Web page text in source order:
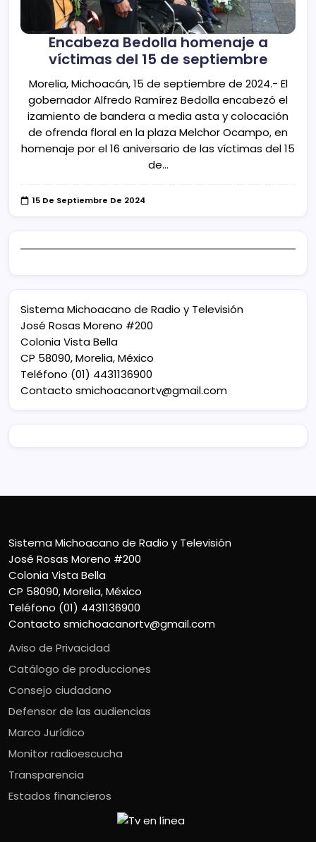
Encabeza Bedolla homenaje a
víctimas del 15 de septiembre
Morelia, Michoacán, 15 de septiembre de 2024.- El
gobernador Alfredo Ramírez Bedolla encabezó el
izamiento de bandera a media asta y colocación
de ofrenda floral en la plaza Melchor Ocampo, en
homenaje por el 16 aniversario de las víctimas del 15
de…
15 De Septiembre De 2024
Sistema Michoacano de Radio y Televisión
José Rosas Moreno #200
Colonia Vista Bella
CP 58090, Morelia, México
Teléfono (01) 4431136900
Contacto smichoacanortv@gmail.com
Sistema Michoacano de Radio y Televisión
José Rosas Moreno #200
Colonia Vista Bella
CP 58090, Morelia, México
Teléfono (01) 4431136900
Contacto smichoacanortv@gmail.com
Aviso de Privacidad
Catálogo de producciones
Consejo ciudadano
Defensor de las audiencias
Marco Jurídico
Monitor radioescucha
Transparencia
Estados financieros